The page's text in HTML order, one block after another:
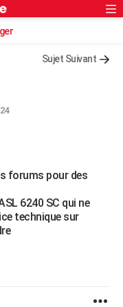
Sujet Suivant
forums pour des
6240 SC qui ne
technique sur